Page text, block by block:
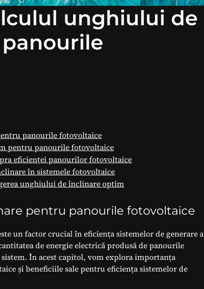
unghiului de
panourile fotovoltaice
pentru panourile fotovoltaice
eficienței panourilor fotovoltaice
în sistemele fotovoltaice
unghiului de înclinare optim
pentru panourile fotovoltaice
un factor crucial în eficiența sistemelor de generare a
de energie electrică produsă de panourile
În acest capitol, vom explora importanța
și beneficiile sale pentru eficiența sistemelor de